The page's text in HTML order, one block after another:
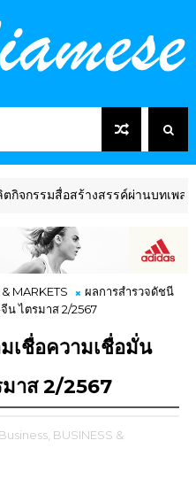
อสร้างสรรค์ผ่านบทเพลง "ด้วยคว
MARKETS
ผลการสำรวจดัชนี
น ไตรมาส 2/2567
เชื่อความเชื่อมั่น
มาส 2/2567
Business, BUSINESS &